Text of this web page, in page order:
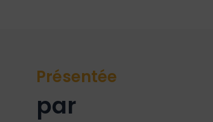
Présentée
par